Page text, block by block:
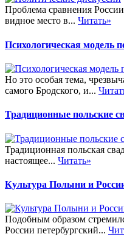
Проблема сравнения
видное место в... Читать»
Психологическая модель
Но это особая тема,
самого Бродского, и...
Традиционные польские
Традиционная польская
настоящее... Читать»
Культура Полыни и
Подобным образом
России петербургский...